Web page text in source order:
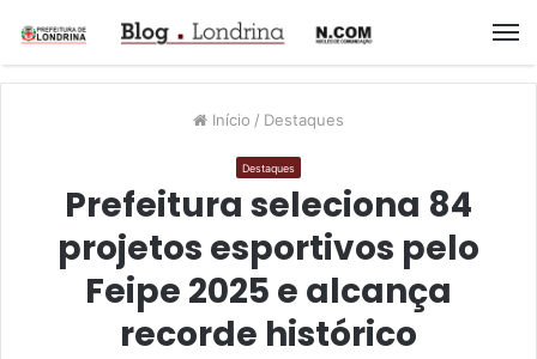
Início / Destaques
Destaques
Prefeitura seleciona 84
projetos esportivos pelo
Feipe 2025 e alcança
recorde histórico